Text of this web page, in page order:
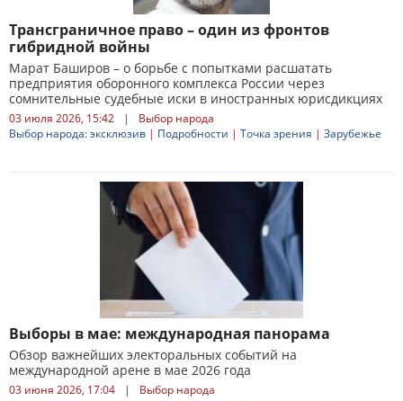
Трансграничное право – один из фронтов
гибридной войны
Марат Баширов – о борьбе с попытками расшатать
предприятия оборонного комплекса России через
сомнительные судебные иски в иностранных юрисдикциях
03 июля 2026, 15:42 |
Выбор народа
Выбор народа: эксклюзив | Подробности | Точка зрения | Зарубежье
Выборы в мае: международная панорама
Обзор важнейших электоральных событий на
международной арене в мае 2026 года
03 июня 2026, 17:04 |
Выбор народа